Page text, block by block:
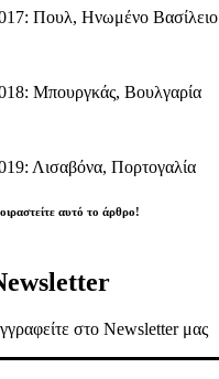
Πουλ, Ηνωμένο Βασίλειο
Μπουργκάς, Βουλγαρία
Λισαβόνα, Πορτογαλία
αυτό το άρθρο!
στο Newsletter μας